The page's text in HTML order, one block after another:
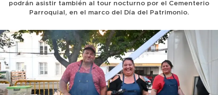
podrán asistir también al tour nocturno por el Cementerio
Parroquial, en el marco del Día del Patrimonio.